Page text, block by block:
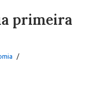
primeira